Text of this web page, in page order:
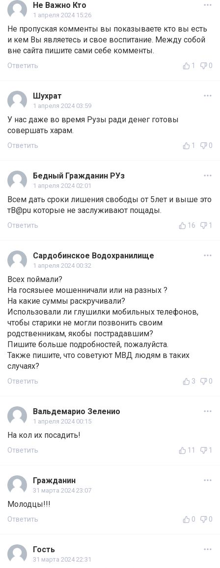
Не Важно Кто
1 апреля 2024 15:26
Не пропуская комменты вы показываете кто вы есть
и кем Вы являетесь и свое воспитание. Между собой
вне сайта пишите сами себе комменты.
Ответить 1 0
Шухрат
1 апреля 2024 03:59
У нас даже во время Рузы ради денег готовы
совершать харам.
Ответить 1 0
Бедный Гражданин РУз
1 апреля 2024 02:01
Всем дать сроки лишения свободы от 5лет и выше это
тB@рu которые не заслуживают пощады.
Ответить 16 1
Сардобинское Водохранилище
1 апреля 2024 00:32
Всех поймали?
На госязыее мошенничали или на разных ?
На какие суммы раскручивали?
Использовали ли глушилки мобильных телефонов,
чтобы старики не могли позвонить своим
родственникам, якобы пострадавшим?
Пишите больше подробностей, пожалуйста.
Также пишите, что советуют МВД людям в таких
случаях?
Ответить 3 0
Вальдемарио Зеленио
1 апреля 2024 00:15
На кол их посадить!
Ответить 11 1
Гражданин
31 марта 2024 23:07
Молодцы!!!
Ответить 0 0
Гость
31 марта 2024 22:31